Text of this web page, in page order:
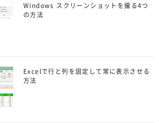
Windows スクリーンショットを撮る4つ
の方法
Excelで行と列を固定して常に表示させる
方法